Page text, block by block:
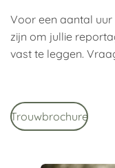
Voor een aantal
zijn om jullie
vast te leggen.
Trouwbrochure